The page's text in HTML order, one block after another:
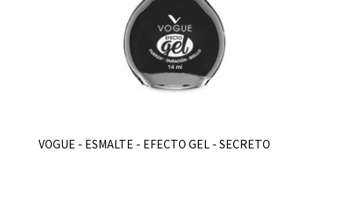
VOGUE - ESMALTE - EFECTO GEL - SECRETO